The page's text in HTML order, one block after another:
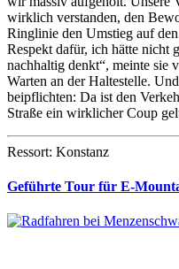
wirklich verstanden, den
Ringlinie den Umstieg auf
Respekt dafür, ich hätte nicht
nachhaltig denkt“, meinte sie
Warten an der Haltestelle.
beipflichten: Da ist den
Straße ein wirklicher Coup
Ressort: Konstanz
Geführte Tour für E-